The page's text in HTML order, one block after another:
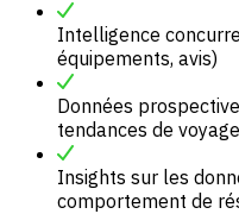
Intelligence
équipements, avis)
Données
tendances de
Insights sur les
comportement de